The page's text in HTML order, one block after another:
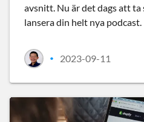
avsnitt. Nu är det dags att
lansera din helt nya podcast.
• 2023-09-11